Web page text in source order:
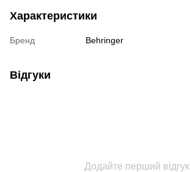
Характеристики
Бренд Behringer
Відгуки
Додайте перший відгук